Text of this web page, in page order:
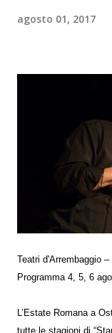
agosto 01, 2017
Teatri d'Arrembaggio
Programma 4, 5, 6
L’Estate Romana a
tutte le stagioni di